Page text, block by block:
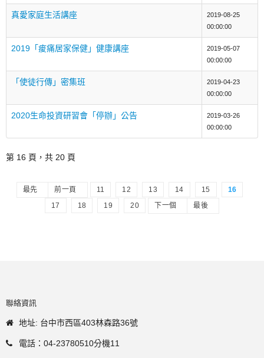
真愛家庭生活講座
2019-08-25
00:00:00
2019「痠痛居家保健」健康講座
2019-05-07
00:00:00
「使徒行傳」密集班
2019-04-23
00:00:00
2020生命投資研習會「停辦」公告
2019-03-26
00:00:00
第 16 頁，共 20 頁
最先 前一頁 11 12 13 14 15
16
17
18 19 20 下一個 最後
聯絡資訊
地址: 台中市西區403林森路36號
電話：04-23780510分機11